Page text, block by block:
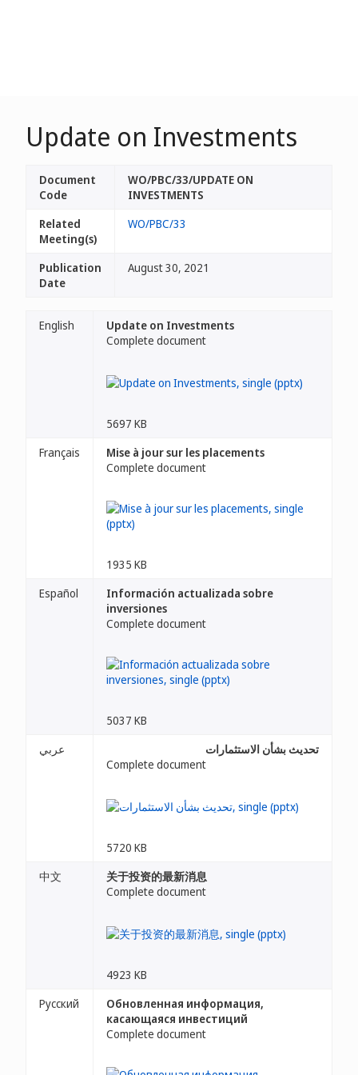
Update on Investments
Document
Code
WO/PBC/33/UPDATE ON
INVESTMENTS
Related
Meeting(s)
WO/PBC/33
Publication
Date
August 30, 2021
English
Update on Investments
Complete document
5697 KB
Français
Mise à jour sur les placements
Complete document
1935 KB
Español
Información actualizada sobre
inversiones
Complete document
5037 KB
عربي
تحديث بشأن الاستثمارات
Complete document
5720 KB
中文
关于投资的最新消息
Complete document
4923 KB
Русский
Обновленная информация,
касающаяся инвестиций
Complete document